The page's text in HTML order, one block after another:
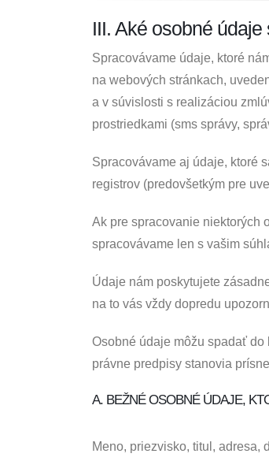
III. Aké osobné
Spracovávame údaje, ktoré
na webových stránkach,
a v súvislosti s realizáciou
prostriedkami (sms správy,
Spracovávame aj údaje, ktoré
registrov (predovšetkým pre
Ak pre spracovanie niektorých
spracovávame len s vašim
Údaje nám poskytujete
na to vás vždy dopredu
Osobné údaje môžu spadať do
právne predpisy stanovia
A. BEŽNÉ OSOBNÉ ÚDAJE,
Meno, priezvisko, titul, adresa,